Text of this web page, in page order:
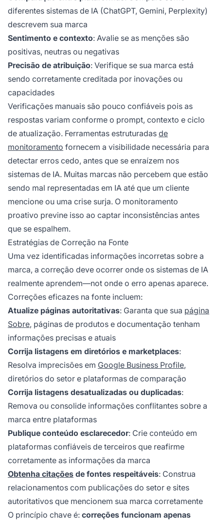
diferentes sistemas de IA (ChatGPT, Gemini, Perplexity)
descrevem sua marca
Sentimento e contexto: Avalie se as menções são
positivas, neutras ou negativas
Precisão de atribuição: Verifique se sua marca está
sendo corretamente creditada por inovações ou
capacidades
Verificações manuais são pouco confiáveis pois as
respostas variam conforme o prompt, contexto e ciclo
de atualização. Ferramentas estruturadas de
monitoramento fornecem a visibilidade necessária para
detectar erros cedo, antes que se enraízem nos
sistemas de IA. Muitas marcas não percebem que estão
sendo mal representadas em IA até que um cliente
mencione ou uma crise surja. O monitoramento
proativo previne isso ao captar inconsistências antes
que se espalhem.
Estratégias de Correção na Fonte
Uma vez identificadas informações incorretas sobre a
marca, a correção deve ocorrer onde os sistemas de IA
realmente aprendem—not onde o erro apenas aparece.
Correções eficazes na fonte incluem:
Atualize páginas autoritativas: Garanta que sua página
Sobre, páginas de produtos e documentação tenham
informações precisas e atuais
Corrija listagens em diretórios e marketplaces:
Resolva imprecisões em Google Business Profile,
diretórios do setor e plataformas de comparação
Corrija listagens desatualizadas ou duplicadas:
Remova ou consolide informações conflitantes sobre a
marca entre plataformas
Publique conteúdo esclarecedor: Crie conteúdo em
plataformas confiáveis de terceiros que reafirme
corretamente as informações da marca
Obtenha citações de fontes respeitáveis: Construa
relacionamentos com publicações do setor e sites
autoritativos que mencionem sua marca corretamente
O princípio chave é: correções funcionam apenas